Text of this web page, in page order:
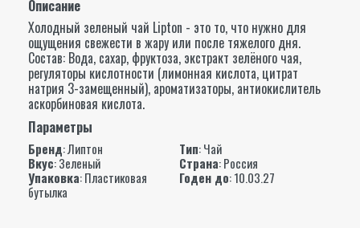
Описание
Холодный зеленый чай Lipton - это то, что нужно для
ощущения свежести в жару или после тяжелого дня.
Состав: Вода, сахар, фруктоза, экстракт зелёного чая,
регуляторы кислотности (лимонная кислота, цитрат
натрия 3-замещенный), ароматизаторы, антиокислитель
аскорбиновая кислота.
Параметры
Бренд:Липтон Тип: Чай
Вкус: Зеленый Страна: Россия
Упаковка: Пластиковая
бутылка
Годен до: 10.03.27